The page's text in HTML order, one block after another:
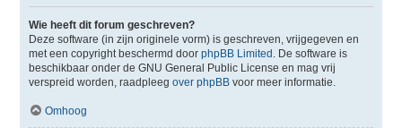
Wie heeft dit forum geschreven?
Deze software (in zijn originele vorm) is geschreven, vrijgegeven en
met een copyright beschermd door phpBB Limited . De software is
beschikbaar onder de GNU General Public License en mag vrij
verspreid worden, raadpleeg over phpBBvoor meer informatie.
Omhoog